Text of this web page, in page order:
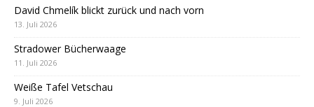
David Chmelík blickt zurück und nach vorn
13. Juli 2026
Stradower Bücherwaage
11. Juli 2026
Weiße Tafel Vetschau
9. Juli 2026